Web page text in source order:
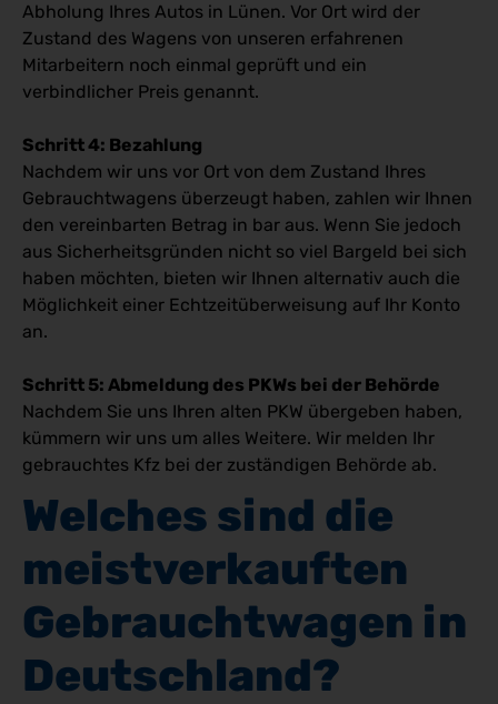
Abholung Ihres Autos in Lünen. Vor Ort wird der
Zustand des Wagens von unseren erfahrenen
Mitarbeitern noch einmal geprüft und ein
verbindlicher Preis genannt.
Schritt 4: Bezahlung
Nachdem wir uns vor Ort von dem Zustand Ihres
Gebrauchtwagens überzeugt haben, zahlen wir Ihnen
den vereinbarten Betrag in bar aus. Wenn Sie jedoch
aus Sicherheitsgründen nicht so viel Bargeld bei sich
haben möchten, bieten wir Ihnen alternativ auch die
Möglichkeit einer Echtzeitüberweisung auf Ihr Konto
an.
Schritt 5: Abmeldung des PKWs bei der Behörde
Nachdem Sie uns Ihren alten PKW übergeben haben,
kümmern wir uns um alles Weitere. Wir melden Ihr
gebrauchtes Kfz bei der zuständigen Behörde ab.
Welches sind die
meistverkauften
Gebrauchtwagen in
Deutschland?